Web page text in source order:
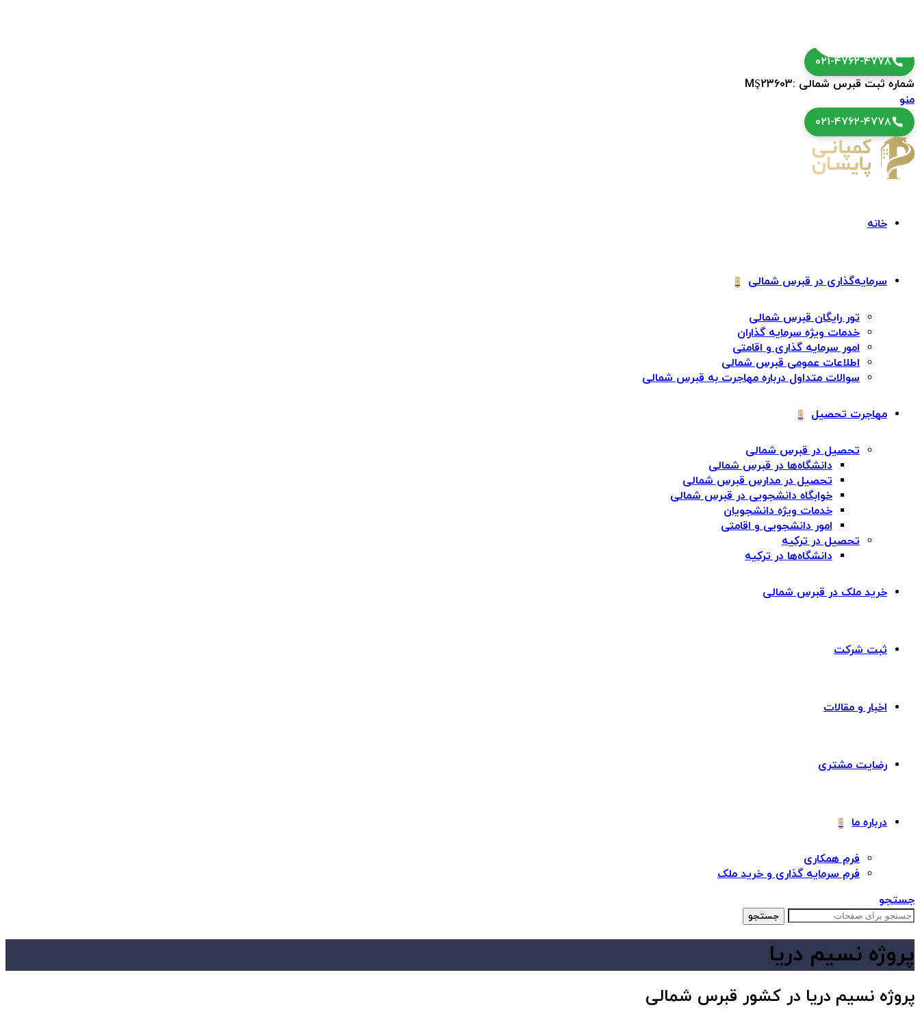
۰۲۱-۴۷۶۲-۴۷۷۸
شماره ثبت قبرس شمالی :MŞ23603
منو
۰۲۱-۴۷۶۲-۴۷۷۸
خانه
سرمایه‌گذاری در قبرس شمالی
تور رایگان قبرس شمالی
خدمات ویژه سرمایه گذاران
امور سرمایه گذاری و اقامتی
اطلاعات عمومی قبرس شمالی
سوالات متداول درباره مهاجرت به قبرس شمالی
مهاجرت تحصیل
تحصیل در قبرس شمالی
دانشگاه‌ها در قبرس شمالی
تحصیل در مدارس قبرس شمالی
خوابگاه دانشجویی در قبرس شمالی
خدمات ویژه دانشجویان
امور دانشجویی و اقامتی
تحصیل در ترکیه
دانشگاه‌ها در ترکیه
خرید ملک در قبرس شمالی
ثبت شرکت
اخبار و مقالات
رضایت مشتری
درباره ما
فرم همکاری
فرم سرمایه گذاری و خرید ملک
جستجو
جستجو
پروژه نسیم دریا​
پروژه نسیم دریا در کشور قبرس شمالی